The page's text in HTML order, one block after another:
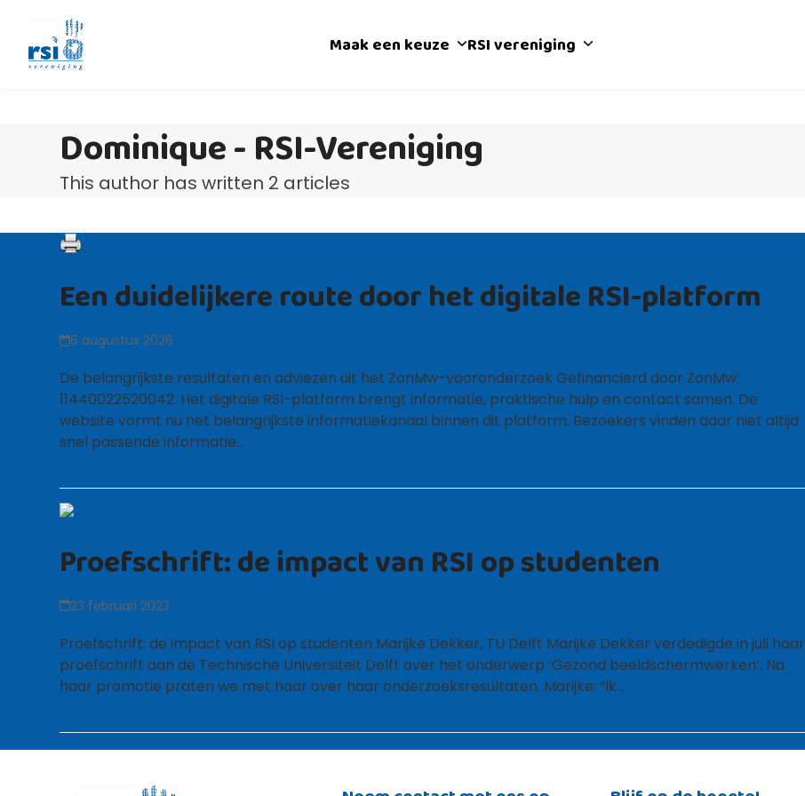
content
Maak een keuze RSI vereniging
Dominique - RSI-Vereniging
This author has written 2 articles
Een duidelijkere route door het digitale RSI-platform
6 augustus 2026
De belangrijkste resultaten en adviezen uit het ZonMw-vooronderzoek Gefinancierd door ZonMw:
11440022520042. Het digitale RSI-platform brengt informatie, praktische hulp en contact samen. De
website vormt nu het belangrijkste informatiekanaal binnen dit platform. Bezoekers vinden daar niet altijd
snel passende informatie…
Proefschrift: de impact van RSI op studenten
23 februari 2023
Proefschrift: de impact van RSI op studenten Marijke Dekker, TU Delft Marijke Dekker verdedigde in juli haar
proefschrift aan de Technische Universiteit Delft over het onderwerp ‘Gezond beeldschermwerken’. Na
haar promotie praten we met haar over haar onderzoeksresultaten. Marijke: “Ik…